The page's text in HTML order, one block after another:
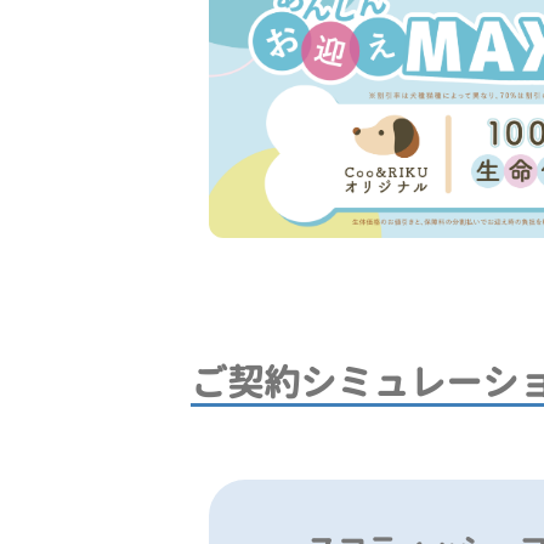
ご契約シミュレーシ